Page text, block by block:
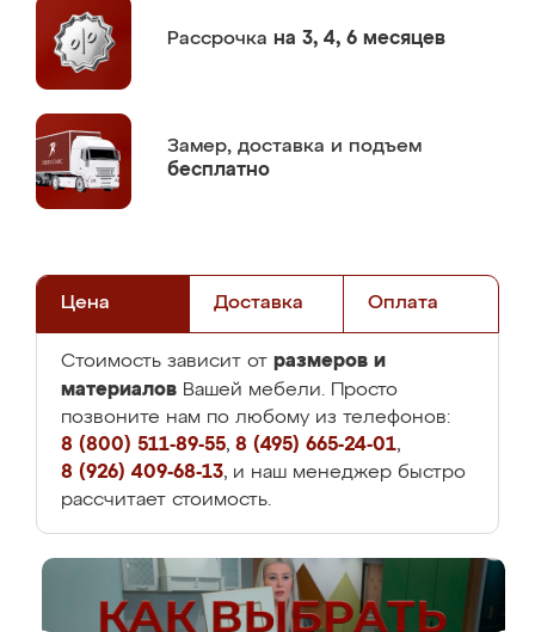
Рассрочка на 3, 4, 6 месяцев
Замер, доставка и подъем
бесплатно
Цена Доставка Оплата
Стоимость зависит от размеров и
материалов Вашей мебели. Просто
позвоните нам по любому из телефонов:
8 (800) 511-89-55, 8 (495) 665-24-01,
8 (926) 409-68-13, и наш менеджер быстро
рассчитает стоимость.